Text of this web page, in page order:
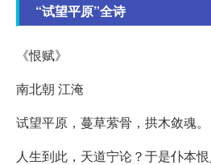
“试望平原”全诗
《恨赋》
南北朝 江淹
试望平原，蔓草萦骨，拱木敛魂。
人生到此，天道宁论？于是仆本恨